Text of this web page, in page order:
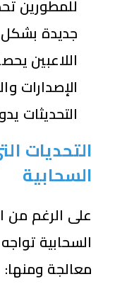
للمطورين
جديدة
اللاعبين
الإصدارات
التحديثات
التحديات
السحابية
على الرغم من
السحابية
معالجة ومنها: